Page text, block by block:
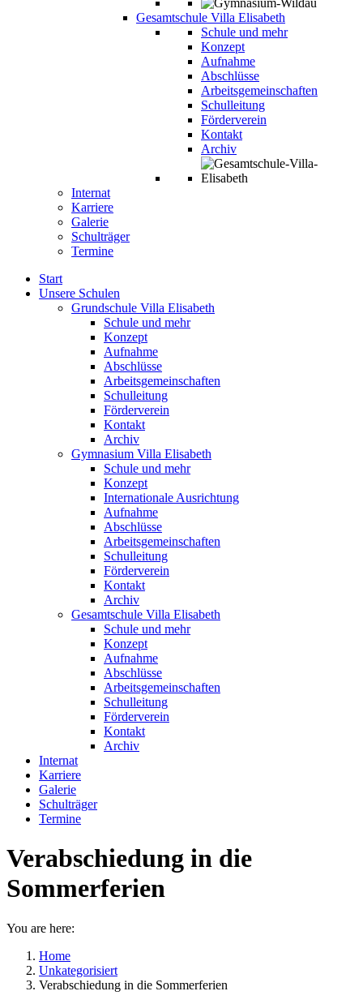
Gesamtschule Villa Elisabeth
Schule und mehr
Konzept
Aufnahme
Abschlüsse
Arbeitsgemeinschaften
Schulleitung
Förderverein
Kontakt
Archiv
Internat
Karriere
Galerie
Schulträger
Termine
Start
Unsere Schulen
Grundschule Villa Elisabeth
Schule und mehr
Konzept
Aufnahme
Abschlüsse
Arbeitsgemeinschaften
Schulleitung
Förderverein
Kontakt
Archiv
Gymnasium Villa Elisabeth
Schule und mehr
Konzept
Internationale Ausrichtung
Aufnahme
Abschlüsse
Arbeitsgemeinschaften
Schulleitung
Förderverein
Kontakt
Archiv
Gesamtschule Villa Elisabeth
Schule und mehr
Konzept
Aufnahme
Abschlüsse
Arbeitsgemeinschaften
Schulleitung
Förderverein
Kontakt
Archiv
Internat
Karriere
Galerie
Schulträger
Termine
Verabschiedung in die
Sommerferien
You are here:
Home
Unkategorisiert
Verabschiedung in die Sommerferien